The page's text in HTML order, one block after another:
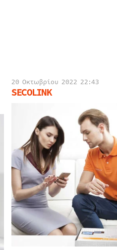
20 Οκτωβρίου 2022 22:43
SECOLINK